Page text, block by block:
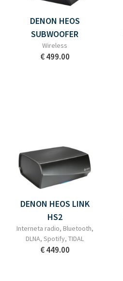
DENON HEOS
SUBWOOFER
Wireless
€ 499.00
DENON HEOS LINK
HS2
Interneta radio, Bluetooth,
DLNA, Spotify, TIDAL
€ 449.00